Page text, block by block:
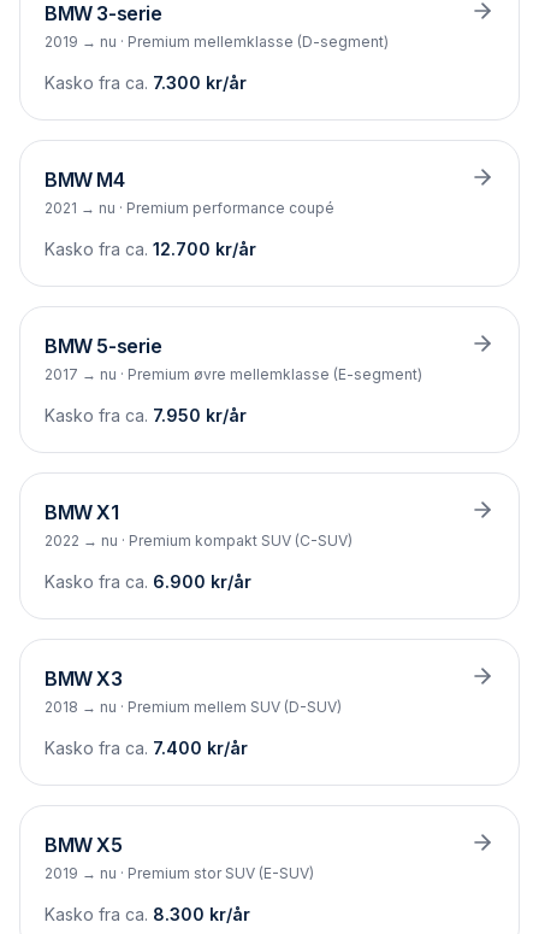
BMW 3-serie
2019 → nu · Premium mellemklasse (D-segment)
Kasko fra ca. 7.300 kr/år
BMW M4
2021 → nu · Premium performance coupé
Kasko fra ca. 12.700 kr/år
BMW 5-serie
2017 → nu · Premium øvre mellemklasse (E-segment)
Kasko fra ca. 7.950 kr/år
BMWX1
2022 → nu · Premium kompakt SUV (C-SUV)
Kasko fra ca. 6.900 kr/år
BMWX3
2018 → nu · Premium mellem SUV (D-SUV)
Kasko fra ca. 7.400 kr/år
BMWX5
2019 → nu · Premium stor SUV (E-SUV)
Kasko fra ca. 8.300 kr/år